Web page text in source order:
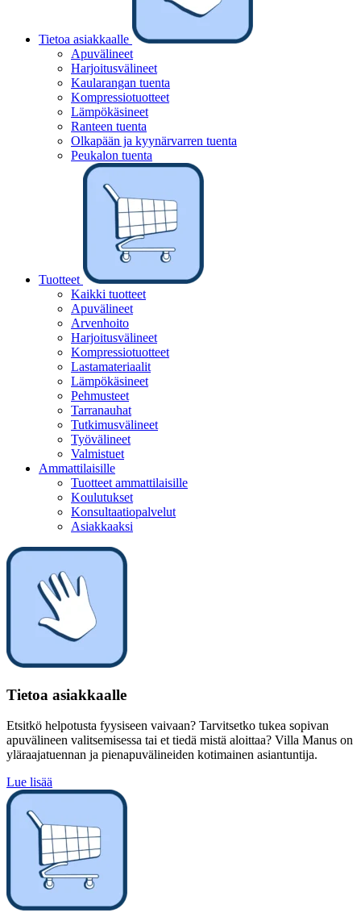
Tietoa asiakkaalle
Apuvälineet
Harjoitusvälineet
Kaularangan tuenta
Kompressiotuotteet
Lämpökäsineet
Ranteen tuenta
Olkapään ja kyynärvarren tuenta
Peukalon tuenta
Tuotteet
Kaikki tuotteet
Apuvälineet
Arvenhoito
Harjoitusvälineet
Kompressiotuotteet
Lastamateriaalit
Lämpökäsineet
Pehmusteet
Tarranauhat
Tutkimusvälineet
Työvälineet
Valmistuet
Ammattilaisille
Tuotteet ammattilaisille
Koulutukset
Konsultaatiopalvelut
Asiakkaaksi
Tietoa asiakkaalle
Etsitkö helpotusta fyysiseen vaivaan? Tarvitsetko tukea sopivan
apuvälineen valitsemisessa tai et tiedä mistä aloittaa? Villa Manus on
yläraajatuennan ja pienapuvälineiden kotimainen asiantuntija.
Lue lisää